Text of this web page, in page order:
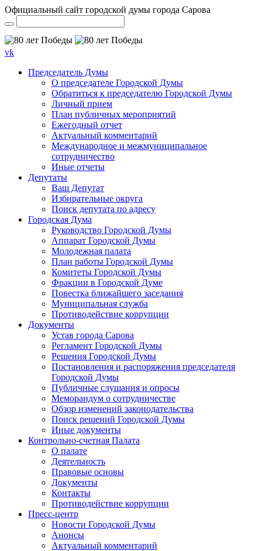
Официальный сайт городской думы города Сарова
vk
Председатель Думы
О председателе Городской Думы
Обратиться к председателю Городской Думы
Личный прием
План публичных мероприятий
Ежегодный отчет
Актуальный комментарий
Международное и межмуниципальное
сотрудничество
Иные отчеты
Депутаты
Ваш Депутат
Избирательные округа
Поиск депутата по адресу
Городская Дума
Руководство Городской Думы
Аппарат Городской Думы
Молодежная палата
План работы Городской Думы
Комитеты Городской Думы
Фракции в Городской Думе
Повестка ближайшего заседания
Муниципальная служба
Противодействие коррупции
Документы
Устав города Сарова
Регламент Городской Думы
Решения Городской Думы
Постановления и распоряжения председателя
Городской Думы
Публичные слушания и опросы
Меморандум о сотрудничестве
Обзор изменений законодательства
Поиск решений Городской Думы
Иные документы
Контрольно-счетная Палата
О палате
Деятельность
Правовые основы
Документы
Контакты
Противодействие коррупции
Пресс-центр
Новости Городской Думы
Анонсы
Актуальный комментарий